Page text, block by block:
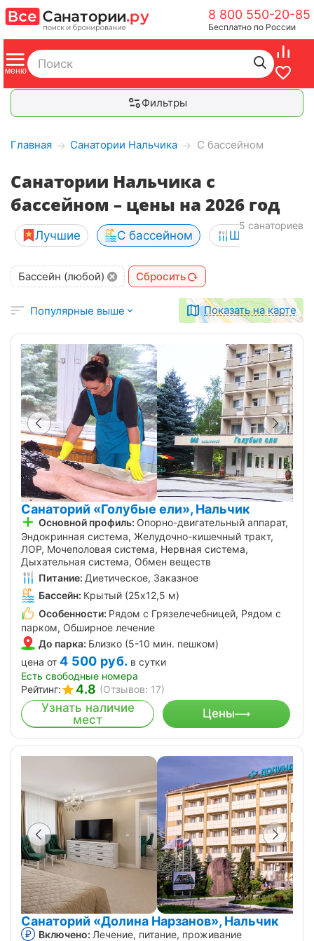
8 800 550-20-85
Бесплатно по России
Фильтры
Главная → Санатории Нальчика → С бассейном
Санатории Нальчика с
бассейном – цены на 2026 год
5 санаториев
Лучшие С бассейном Шведский
Бассейн (любой) Сбросить
Популярные выше Показать на карте
Санаторий «Голубые ели», Нальчик
Основной профиль: Опорно-двигательный аппарат,
Эндокринная система, Желудочно-кишечный тракт,
ЛОР, Мочеполовая система, Нервная система,
Дыхательная система, Обмен веществ
Питание: Диетическое, Заказное
Бассейн: Крытый (25х12,5 м)
Особенности: Рядом с Грязелечебницей, Рядом с
парком, Обширное лечение
До парка: Близко (5-10 мин. пешком)
цена от 4 500 руб. в сутки
Есть свободные номера
Рейтинг:
4.8 (Отзывов: 17)
Узнать наличие
мест
Цены
Санаторий «Долина Нарзанов», Нальчик
Включено: Лечение, питание, проживание